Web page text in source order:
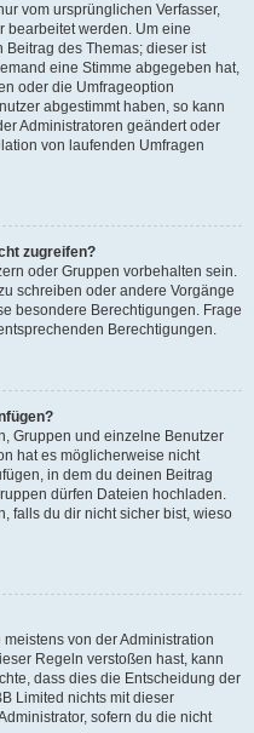
vom ursprünglichen Verfasser,
bearbeitet werden. Um eine
des Themas; dieser ist
eine Stimme abgegeben hat,
oder die Umfrageoption
abgestimmt haben, so kann
Administratoren geändert oder
von laufenden Umfragen
zugreifen?
oder Gruppen vorbehalten sein.
schreiben oder andere Vorgänge
besondere Berechtigungen. Frage
Berechtigungen.
Gruppen und einzelne Benutzer
hat es möglicherweise nicht
in dem du deinen Beitrag
dürfen Dateien hochladen.
falls du dir nicht sicher bist, wieso
von der Administration
Regeln verstoßen hast, kann
dass dies die Entscheidung der
Limited nichts mit dieser
sofern du die nicht